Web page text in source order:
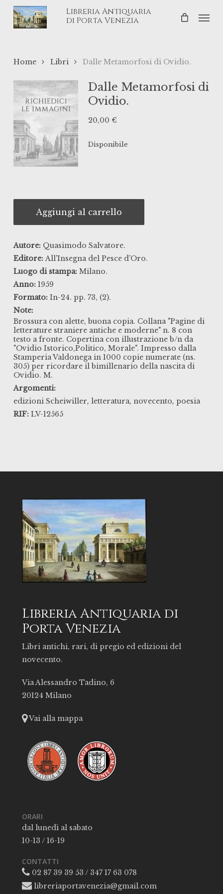
Skip
Libreria Antiquaria
di Porta Venezia
Home Libri Dalle Metamorfosi di Ovidio.
Dalle Metamorfosi di
Ovidio.
20,00 €
Disponibile
Aggiungi al carrello
Autore: Quasimodo Salvatore.
Editore: All'Insegna del Pesce d'Oro.
Luogo di stampa: Milano.
Anno: 1959
Formato: In-24. pp. 73, (2).
Note:
Brossura con alette, buona copia. Collana "Pagine di
letterature straniere antiche e moderne" n. 8 con
testo a fronte. Copertina con illustrazione b/n da
"Ovidio Istorico,Politico, Morale". Impresso dalla
Stamperia Valdonega in 1000 copie numerate (ns.
305) per ricordare il bimillenario della nascita di
Ovidio. M.
Argomenti:
edizioni Scheiwiller, letteratura, novecento, poesia
RIF: LV-12565
Libreria Antiquaria di
Porta Venezia
Libri antichi, rari, di pregio ed edizioni del
novecento.
Via Alessandro Tadino, 6
20124 Milano
Vai alla mappa
ORARI
dal lunedì al sabato
10-13 / 16-19
CONTATTI
02 87 39 39 53 / 347 17 63 078
libreriaportavenezia@gmail.com